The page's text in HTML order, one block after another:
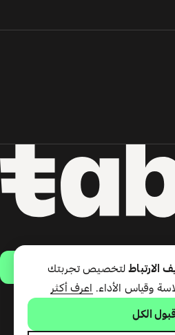
التطبيق
تابي ذ.م.م خدمة الدفع
الارتباطلتخصيص تجربتك
وقياس الأداء.
اعرف أكثر
الكل